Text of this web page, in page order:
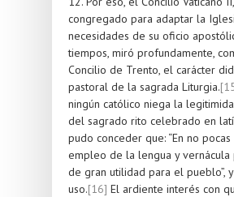
congregado para adaptar la
necesidades de su oficio
tiempos, miró profundamente,
Concilio de Trento, el carácter
pastoral de la sagrada Liturgia.
ningún católico niega la
del sagrado rito celebrado en
pudo conceder que: “En no
empleo de la lengua y vernácula
de gran utilidad para el pueblo”,
uso.[16] El ardiente interés con